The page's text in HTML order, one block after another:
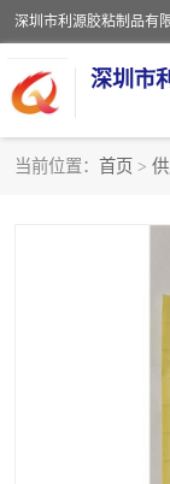
深圳市
当前位置： 首页 >